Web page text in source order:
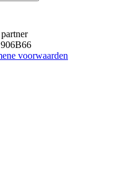
voorwaarden